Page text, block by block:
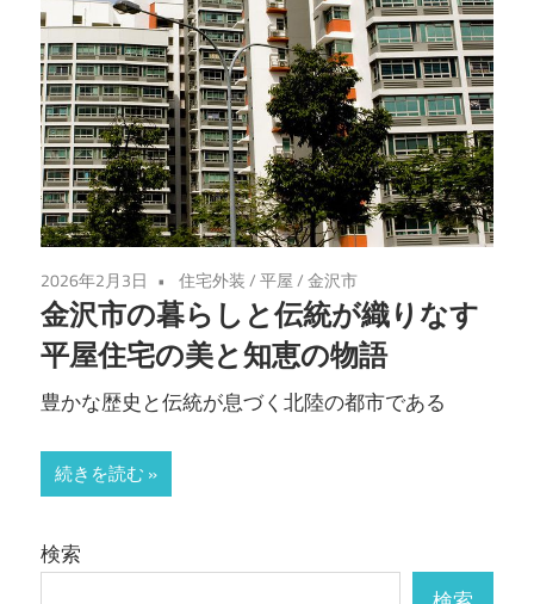
2026年2月3日 住宅外装/平屋/金沢市
金沢市の暮らしと伝統が織りなす
平屋住宅の美と知恵の物語
豊かな歴史と伝統が息づく北陸の都市である
続きを読む
検索